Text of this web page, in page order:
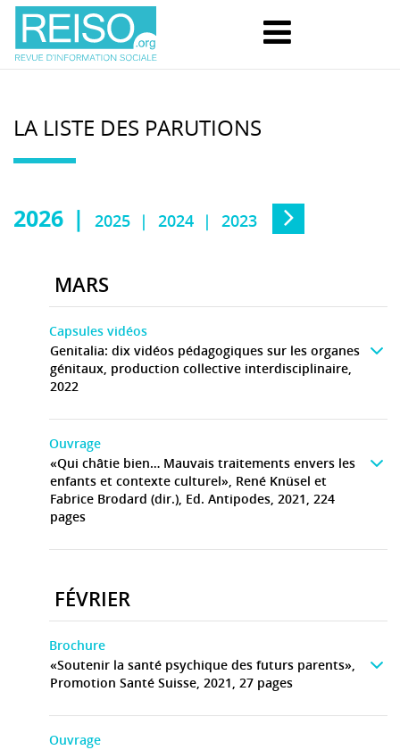
LA LISTE DES PARUTIONS
2026 2025 2024 2023
MARS
Capsules vidéos
Genitalia: dix vidéos pédagogiques sur les organes
génitaux, production collective interdisciplinaire,
2022
Ouvrage
«Qui châtie bien… Mauvais traitements envers les
enfants et contexte culturel», René Knüsel et
Fabrice Brodard (dir.), Ed. Antipodes, 2021, 224
pages
FÉVRIER
Brochure
«Soutenir la santé psychique des futurs parents»,
Promotion Santé Suisse, 2021, 27 pages
Ouvrage